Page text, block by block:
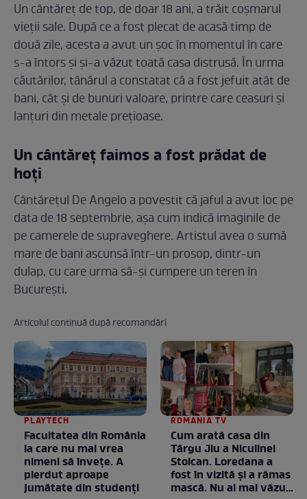
Un cântăreț de top, de doar 18 ani, a trăit coșmarul
vieții sale. După ce a fost plecat de acasă timp de
două zile, acesta a avut un șoc în momentul în care
s-a întors și și-a văzut toată casa distrusă. În urma
căutărilor, tânărul a constatat că a fost jefuit atât de
bani, cât și de bunuri valoare, printre care ceasuri și
lanțuri din metale prețioase.
Un cântăreț faimos a fost prădat de
hoți
Cântărețul De Angelo a povestit că jaful a avut loc pe
data de 18 septembrie, așa cum indică imaginile de
pe camerele de supraveghere. Artistul avea o sumă
mare de bani ascunsă într-un prosop, dintr-un
dulap, cu care urma să-și cumpere un teren în
București.
Articolul continuă după recomandări
PLAYTECH
Facultatea din România
la care nu mai vrea
nimeni să înveţe. A
pierdut aproape
jumătate din studenţi
ROMANIA TV
Cum arată casa din
Târgu Jiu a Niculinei
Stoican. Loredana a
fost în vizită și a rămas
mască. Nu ai mai văzut